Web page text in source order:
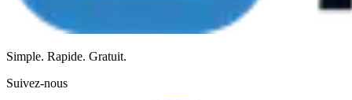
Simple. Rapide. Gratuit.
Suivez-nous